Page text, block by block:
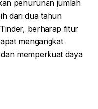
penurunan jumlah
dari dua tahun
berharap fitur
mengangkat
memperkuat daya